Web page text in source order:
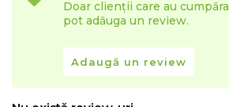
Doar clienții care au
pot adăuga un review.
Adaugă un review